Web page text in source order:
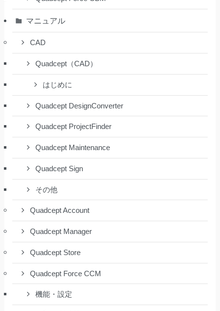
マニュアル
CAD
Quadcept（CAD）
はじめに
Quadcept DesignConverter
Quadcept ProjectFinder
Quadcept Maintenance
Quadcept Sign
その他
Quadcept Account
Quadcept Manager
Quadcept Store
Quadcept Force CCM
機能・設定